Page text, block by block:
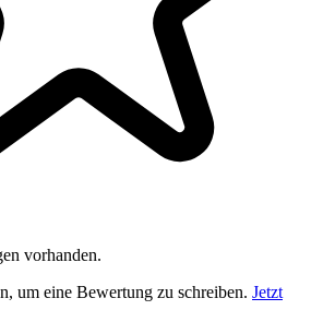
vorhanden.
um eine Bewertung zu schreiben. Jetzt